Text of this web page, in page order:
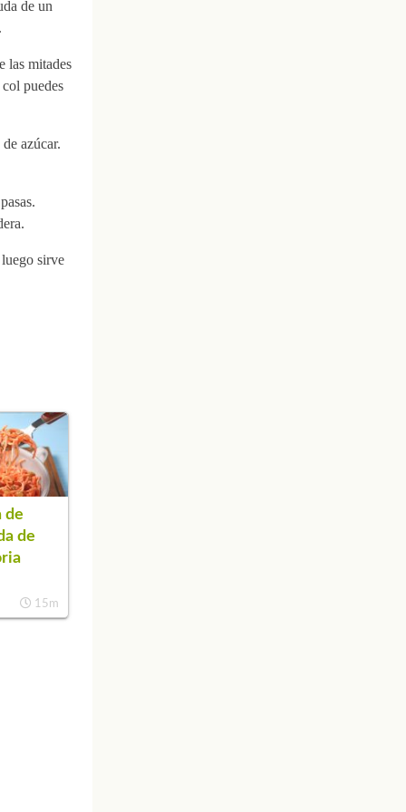
de un
las mitades
puedes
azúcar.
sirve
de
de
15m